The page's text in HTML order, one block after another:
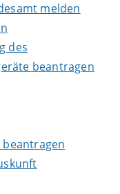
melden
des
beantragen